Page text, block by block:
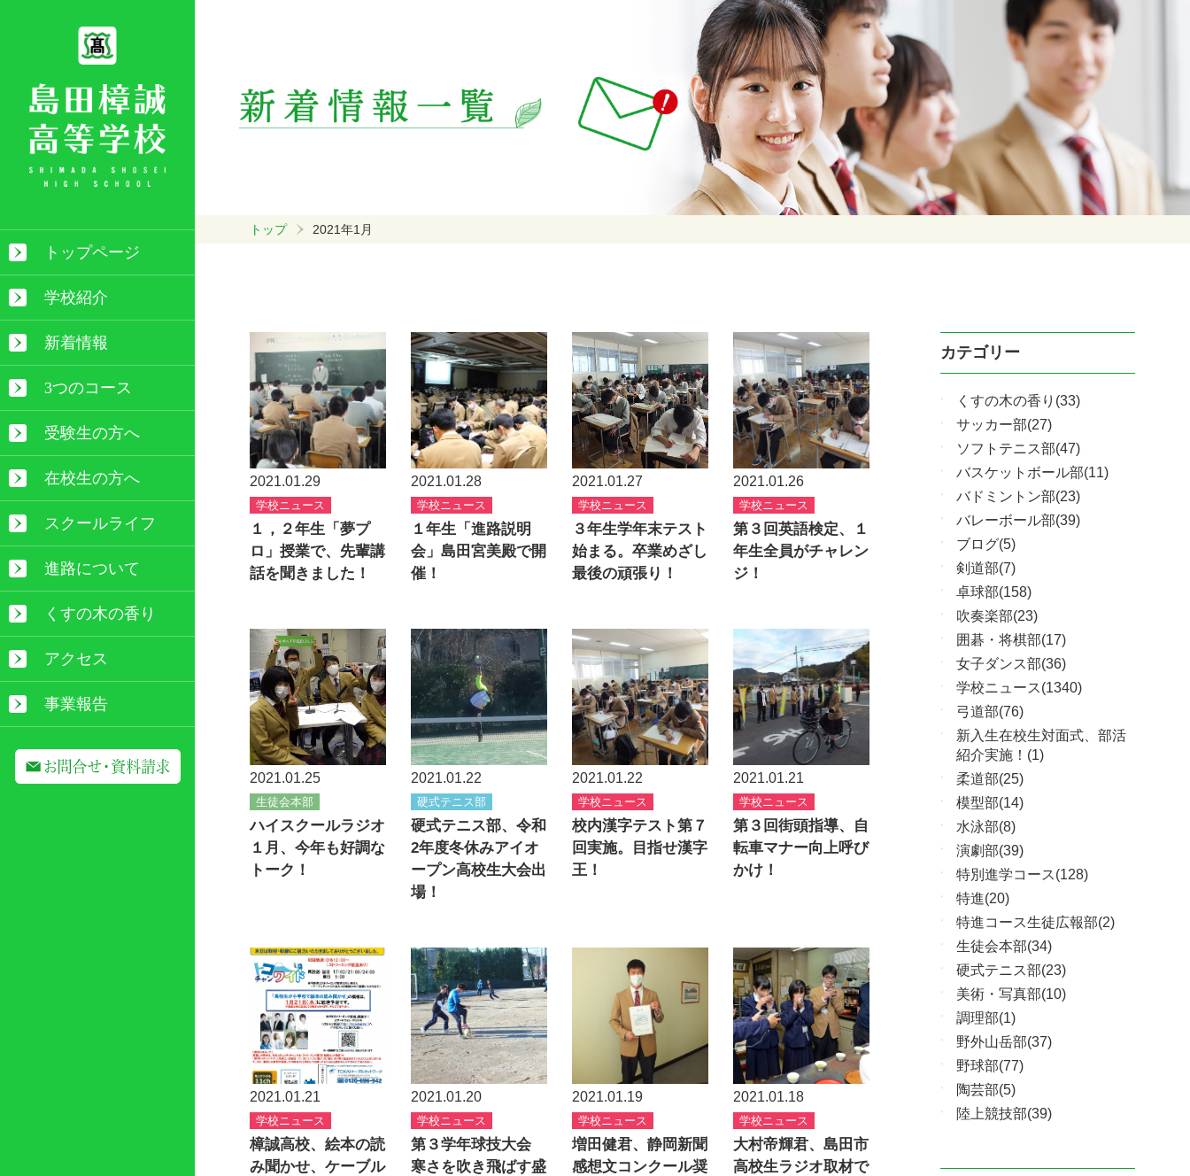
トップページ
学校紹介
新着情報
3つのコース
受験生の方へ
在校生の方へ
スクールライフ
進路について
くすの木の香り
アクセス
事業報告
トップ 2021年1月
2021.01.29
学校ニュース
１，２年生「夢プ
ロ」授業で、先輩講
話を聞きました！
2021.01.28
学校ニュース
１年生「進路説明
会」島田宮美殿で開
催！
2021.01.27
学校ニュース
３年生学年末テスト
始まる。卒業めざし
最後の頑張り！
2021.01.26
学校ニュース
第３回英語検定、１
年生全員がチャレン
ジ！
2021.01.25
生徒会本部
ハイスクールラジオ
１月、今年も好調な
トーク！
2021.01.22
硬式テニス部
硬式テニス部、令和
2年度冬休みアイオ
ープン高校生大会出
場！
2021.01.22
学校ニュース
校内漢字テスト第７
回実施。目指せ漢字
王！
2021.01.21
学校ニュース
第３回街頭指導、自
転車マナー向上呼び
かけ！
2021.01.21
学校ニュース
樟誠高校、絵本の読
み聞かせ、ケーブル
2021.01.20
学校ニュース
第３学年球技大会
寒さを吹き飛ばす盛
2021.01.19
学校ニュース
増田健君、静岡新聞
感想文コンクール奨
2021.01.18
学校ニュース
大村帝輝君、島田市
高校生ラジオ取材で
カテゴリー
くすの木の香り(33)
サッカー部(27)
ソフトテニス部(47)
バスケットボール部(11)
バドミントン部(23)
バレーボール部(39)
ブログ(5)
剣道部(7)
卓球部(158)
吹奏楽部(23)
囲碁・将棋部(17)
女子ダンス部(36)
学校ニュース(1340)
弓道部(76)
新入生在校生対面式、部活
紹介実施！(1)
柔道部(25)
模型部(14)
水泳部(8)
演劇部(39)
特別進学コース(128)
特進(20)
特進コース生徒広報部(2)
生徒会本部(34)
硬式テニス部(23)
美術・写真部(10)
調理部(1)
野外山岳部(37)
野球部(77)
陶芸部(5)
陸上競技部(39)